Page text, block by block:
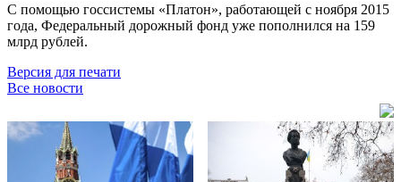
С помощью госсистемы «Платон», работающей с ноября 2015
года, Федеральный дорожный фонд уже пополнился на 159
млрд рублей.
Версия для печати
Все новости